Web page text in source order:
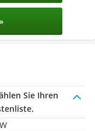
Sie Ihren